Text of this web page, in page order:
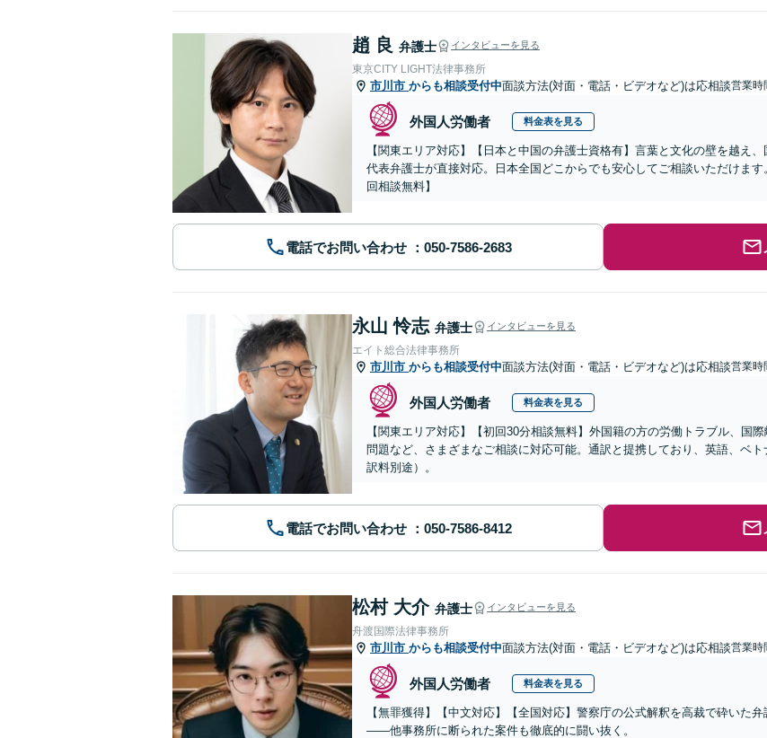
趙 良 弁護士 インタビューを見る
東京CITY LIGHT法律事務所
市川市 からも相談受付中面談方法(対面・電話・ビデオなど)は応相談営業時
外国人労働者 料金表を見る
【関東エリア対応】【日本と中国の弁護士資格有】言葉と文化の壁を越え
代表弁護士が直接対応。日本全国どこからでも安心してご相談いただけま
回相談無料】
電話でお問い合わせ
永山 怜志 弁護士 インタビューを見る
エイト総合法律事務所
市川市 からも相談受付中面談方法(対面・電話・ビデオなど)は応相談営業時
外国人労働者 料金表を見る
【関東エリア対応】【初回30分相談無料】外国籍の方の労働トラブル、国
問題など、さまざまなご相談に対応可能。通訳と提携しており、英語、ベ
訳料別途）。
電話でお問い合わせ
松村 大介 弁護士 インタビューを見る
舟渡国際法律事務所
市川市 からも相談受付中面談方法(対面・電話・ビデオなど)は応相談営業時
外国人労働者 料金表を見る
【無罪獲得】【中文対応】【全国対応】警察庁の公式解釈を高裁で砕いた
——他事務所に断られた案件も徹底的に闘い抜く。